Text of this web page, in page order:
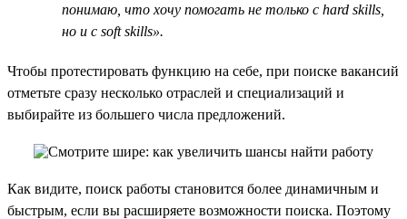
понимаю, что хочу помогать не только с hard skills,
но и с soft skills».
Чтобы протестировать функцию на себе, при поиске вакансий
отметьте сразу несколько отраслей и специализаций и
выбирайте из большего числа предложений.
Как видите, поиск работы становится более динамичным и
быстрым, если вы расширяете возможности поиска. Поэтому